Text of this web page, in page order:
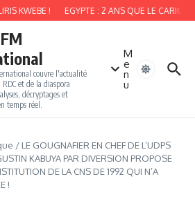
KWEBE ! EGYPTE : 2 ANS QUE LE
couvre l'actualité
et de la diaspora
décryptages et
temps réel.
M
e
n
u
/ LE GOUGNAFIER EN CHEF DE L’UDPS
KABUYA PAR DIVERSION PROPOSE
DE LA CNS DE 1992 QUI N’A
!